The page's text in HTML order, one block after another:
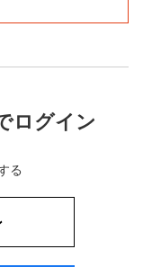
ログイン
る